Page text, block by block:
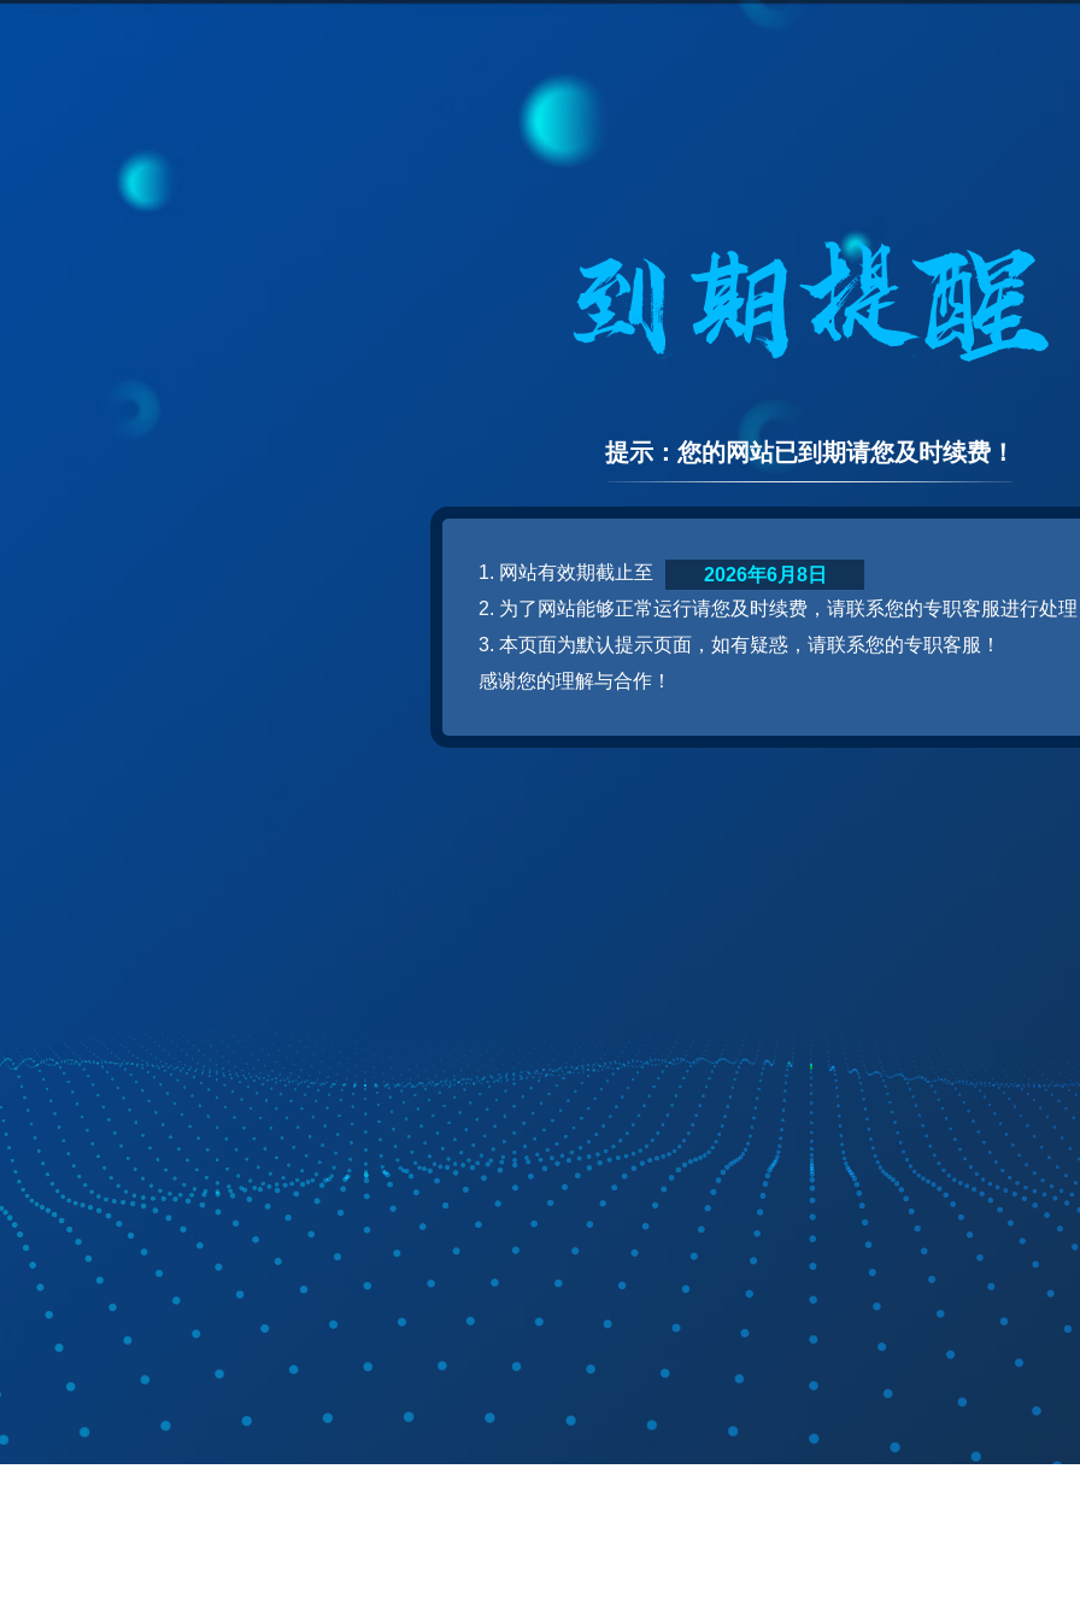
提示：您的网站已到期请您及时续费！
1. 网站有效期截止至
2. 为了网站能够正常运行请您及时续费，请联系您的专职客服进行处
3. 本页面为默认提示页面，如有疑惑，请联系您的专职客服！
感谢您的理解与合作！
2026年6月8日